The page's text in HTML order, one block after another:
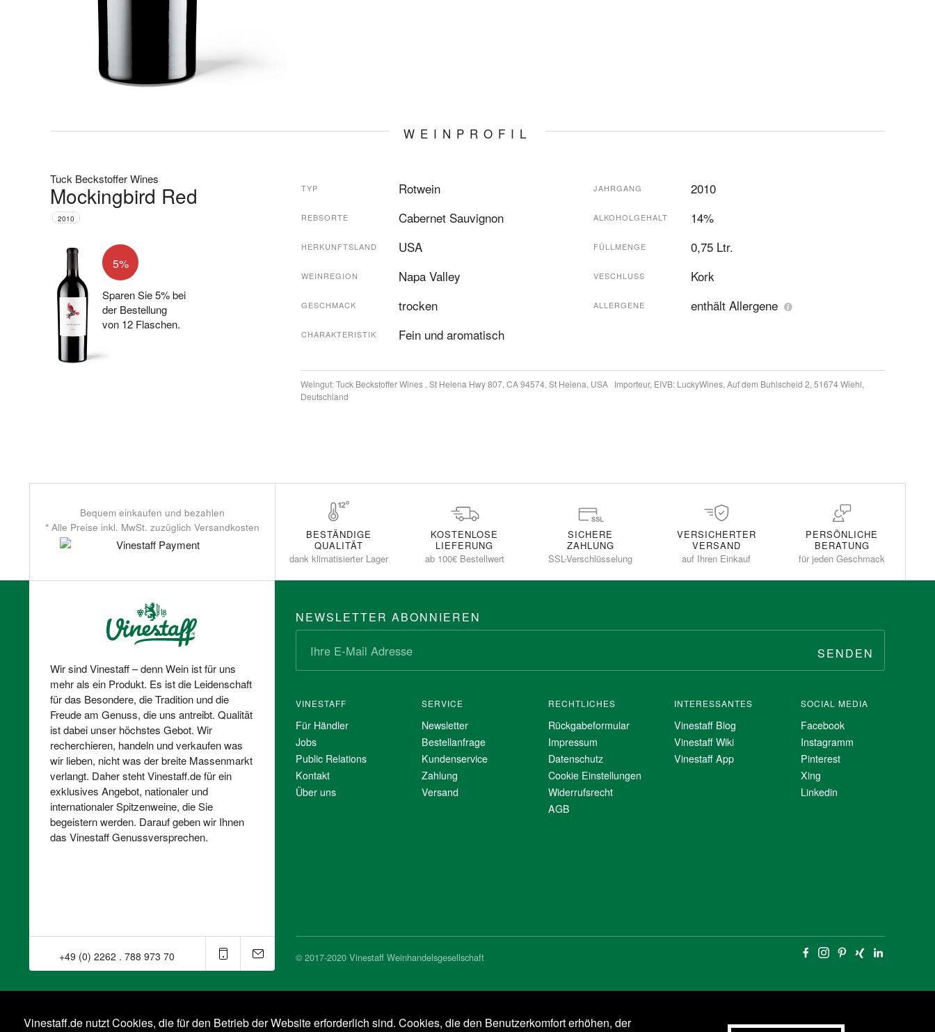
WEINPROFIL
Tuck Beckstoffer Wines
Mockingbird Red
2010
5%
Sparen Sie 5% bei
der Bestellung
von 12 Flaschen.
TYP Rotwein
REBSORTE Cabernet Sauvignon
HERKUNFTSLAND USA
WEINREGION Napa Valley
GESCHMACK trocken
CHARAKTERISTIK Fein und aromatisch
JAHRGANG 2010
ALKOHOLGEHALT 14%
FÜLLMENGE 0,75 Ltr.
VESCHLUSS Kork
ALLERGENE enthält Allergene
Weingut:Tuck Beckstoffer Wines , St Helena Hwy 807, CA 94574, St Helena, USA Importeur, EIVB: LuckyWines, Auf dem Buhlscheid 2, 51674 Wiehl,
Deutschland
Bequem einkaufen und bezahlen
* Alle Preise inkl. MwSt. zuzüglich Versandkosten
BESTÄNDIGE
QUALITÄT
dank klimatisierter Lager
KOSTENLOSE
LIEFERUNG
ab 100€ Bestellwert
SICHERE
ZAHLUNG
SSL-Verschlüsselung
VERSICHERTER
VERSAND
auf Ihren Einkauf
PERSÖNLICHE
BERATUNG
für jeden Geschmack
Wir sind Vinestaff – denn Wein ist für uns
mehr als ein Produkt. Es ist die Leidenschaft
für das Besondere, die Tradition und die
Freude am Genuss, die uns antreibt. Qualität
ist dabei unser höchstes Gebot. Wir
recherchieren, handeln und verkaufen was
wir lieben, nicht was der breite Massenmarkt
verlangt. Daher steht Vinestaff.de für ein
exklusives Angebot, nationaler und
internationaler Spitzenweine, die Sie
begeistern werden. Darauf geben wir Ihnen
das Vinestaff Genussversprechen.
+49 (0) 2262 . 788 973 70⁠
NEWSLETTER ABONNIEREN
SENDEN
VINESTAFF
Für Händler
Jobs
Public Relations
Kontakt
Über uns
SERVICE
Newsletter
Bestellanfrage
Kundenservice
Zahlung
Versand
RECHTLICHES
Rückgabeformular
Impressum
Datenschutz
Cookie Einstellungen
Widerrufsrecht
AGB
INTERESSANTES
Vinestaff Blog
Vinestaff Wiki
Vinestaff App
SOCIAL MEDIA
Facebook
Instagramm
Pinterest
Xing
Linkedin
© 2017-2020 Vinestaff Weinhandelsgesellschaft
Vinestaff.de nutzt Cookies, die für den Betrieb der Website erforderlich sind. Cookies, die den Benutzerkomfort erhöhen, der